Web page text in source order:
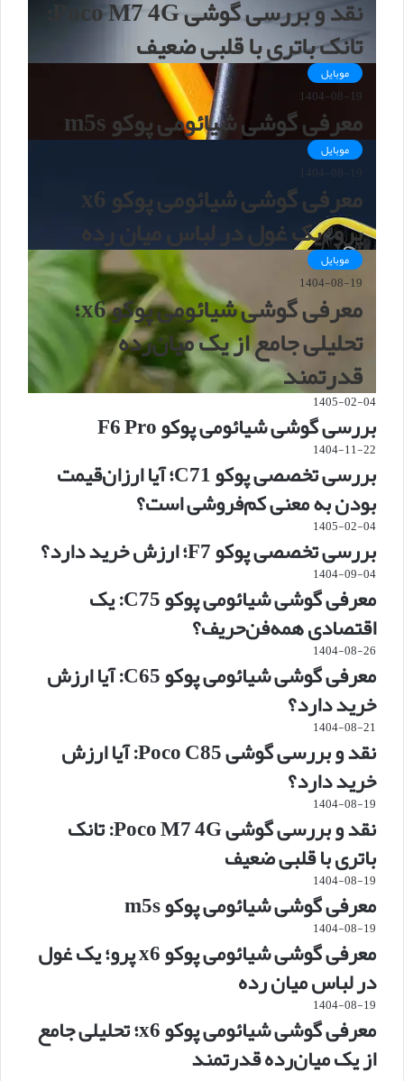
تانک باتری با قلبی ضعیف
موبایل
1404-08-19
معرفی گوشی شیائومی پوکو m5s
موبایل
1404-08-19
معرفی گوشی شیائومی پوکو x6
پرو؛ یک غول در لباس میان رده
موبایل
1404-08-19
معرفی گوشی شیائومی پوکو x6؛
تحلیلی جامع از یک میان‌رده
قدرتمند
1405-02-04
بررسی گوشی شیائومی پوکو F6 Pro
1404-11-22
بررسی تخصصی پوکو C71؛ آیا ارزان‌قیمت
بودن به معنی کم‌فروشی است؟
1405-02-04
بررسی تخصصی پوکو F7؛ ارزش خرید دارد؟
1404-09-04
معرفی گوشی شیائومی پوکو C75: یک
اقتصادی همه‌فن‌حریف؟
1404-08-26
معرفی گوشی شیائومی پوکو C65: آیا ارزش
خرید دارد؟
1404-08-21
نقد و بررسی گوشی Poco C85: آیا ارزش
خرید دارد؟
1404-08-19
نقد و بررسی گوشی Poco M7 4G: تانک
باتری با قلبی ضعیف
1404-08-19
معرفی گوشی شیائومی پوکو m5s
1404-08-19
معرفی گوشی شیائومی پوکو x6 پرو؛ یک غول
در لباس میان رده
1404-08-19
معرفی گوشی شیائومی پوکو x6؛ تحلیلی جامع
از یک میان‌رده قدرتمند